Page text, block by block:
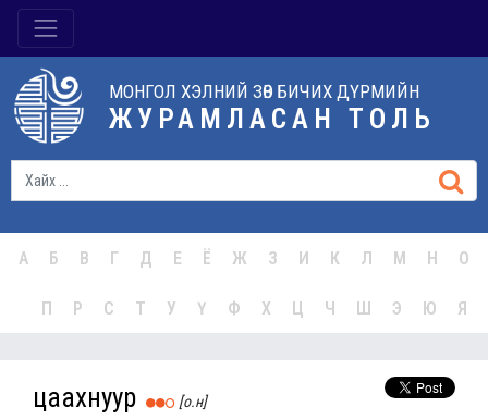
МОНГОЛ ХЭЛНИЙ ЗӨВ БИЧИХ ДҮРМИЙН
ЖУРАМЛАСАН ТОЛЬ
А Б В Г Д Е Ё Ж З И К Л М Н О
П Р С Т У Ү Ф Х Ц Ч Ш Э Ю Я
цаахнуур [о.н]